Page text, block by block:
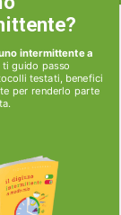
come i cookie per
Il consenso a
il comportamento di
o ritirare il
e funzioni.
intermittente a
ti guido passo
testati, benefici
per renderlo parte